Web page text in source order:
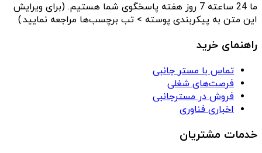
ما 24 ساعته 7 روز هفته پاسخگوی شما هستیم. (برای ویرایش
این متن به پیکربندی پوسته > تب برچسب‌ها مراجعه نمایید.)
راهنمای خرید
تماس با مستر جانبی
فرصت‌های شغلی
فروش در مسترجانبی
اخباری فناوری
خدمات مشتریان